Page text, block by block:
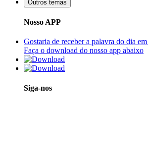
Outros temas
Nosso APP
Gostaria de receber a palavra do dia
Faça o download do nosso app abaixo
Siga-nos